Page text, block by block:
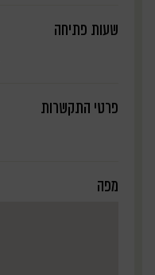
שעות פתיחה
פרטי התקשרות
מפה